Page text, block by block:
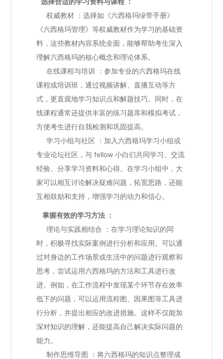
权威教材 ：选择如《六西格玛绿带手册》
《六西格玛管理》等权威教材作为学习的基础资
料，这些教材内容系统全面，能够帮助考生深入
理解六西格玛的核心概念和理论体系。
在线课程与培训 ：参加专业的六西格玛在线
课程或培训班，通过视频讲解、直播互动等方
式，更直观地学习知识点和解题技巧。同时，在
线课程通常还提供丰富的练习题库和模拟考试，
方便考生进行自我检测和巩固提高。
学习小组与社区 ：加入六西格玛学习小组或
专业论坛社区，与 fellow 小白们共同学习、交流
经验、分享学习资料和心得。在学习小组中，大
家可以相互讨论解决疑难问题，拓宽思路，还能
互相鼓励和支持，增强学习的动力和信心。
掌握有效的学习方法 ：
理论与实践相结合 ：在学习理论知识的同
时，积极寻找实际案例进行分析和应用。可以通
过对身边的工作场景或生活中的问题进行观察和
思考，尝试运用六西格玛的方法和工具进行改
进。例如，在工作流程中发现某个环节存在效率
低下的问题，可以运用流程图、因果图等工具进
行分析，并提出相应的改进措施。这样不仅能加
深对知识的理解，还能提高自己解决实际问题的
能力。
制作思维导图 ：将六西格玛的知识点整理成